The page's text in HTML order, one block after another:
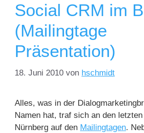
Social CRM im
(Mailingtage
Präsentation)
18. Juni 2010 von hschmidt
Alles, was in der
Namen hat, traf sich an den letzten
Nürnberg auf den Mailingtagen.